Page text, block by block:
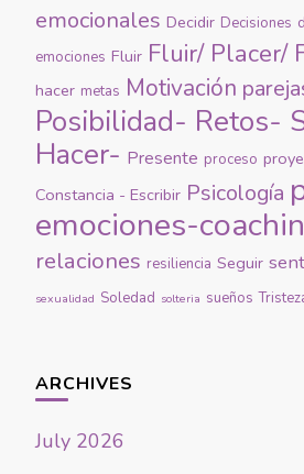
emocionales Decidir Decisiones
emociones Fluir Fluir/ Placer/
hacer metas Motivación
Posibilidad- Retos-
Hacer- Presente proceso
Constancia - Escribir Psicología
emociones-
relaciones resiliencia Seguir
sexualidad Soledad solteria sueños
ARCHIVES
July 2026